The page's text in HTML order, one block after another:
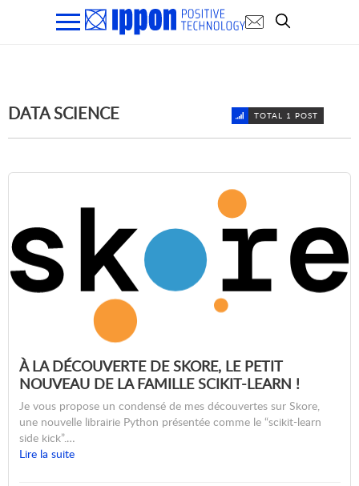
DATA SCIENCE TOTAL 1 POST
À LA DÉCOUVERTE DE SKORE, LE PETIT
NOUVEAU DE LA FAMILLE SCIKIT-LEARN !
Je vous propose un condensé de mes découvertes sur Skore,
une nouvelle librairie Python présentée comme le “scikit-learn
side kick”.…
Lire la suite